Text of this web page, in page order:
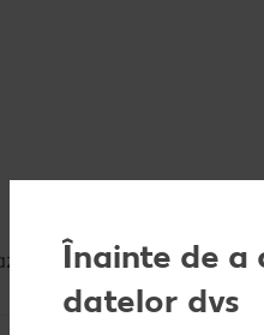
cu rondele de limetă
Înainte de a
datelor dvs